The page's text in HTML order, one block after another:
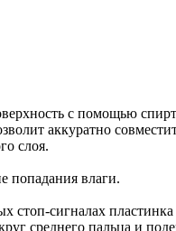
с помощью
аккуратно
слоя.
попадания влаги.
стоп-сигналах
среднего пальца и